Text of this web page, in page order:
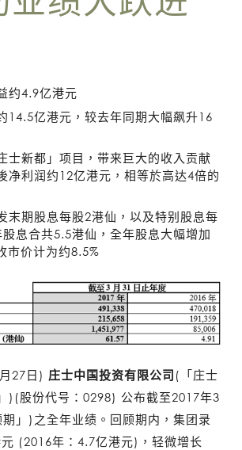
约4.9亿港元
14.5亿港元，较去年同期大幅飙升16
士新都」项目，带来巨大的收入贡献
净利润约12亿港元，相等於高达4倍的
末期股息每股2港仙，以及特别股息每
息合共5.5港仙，全年股息大幅增加
市价计为约8.5%
27日) 庄士中国投资有限公司 (「庄士
)(股份代号：0298) 公布截至2017年3
」)之全年业绩。回顾期内，集团录
(2016年：4.7亿港元)，轻微增长